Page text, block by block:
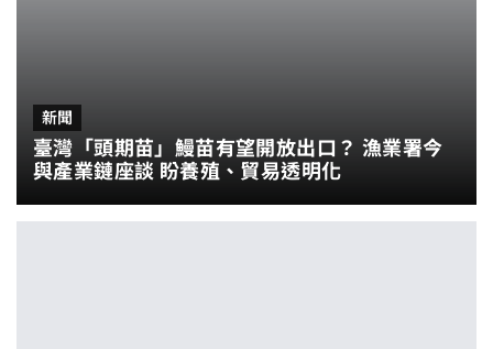
新聞
臺灣「頭期苗」鰻苗有望開放出口？ 漁業署今
與產業鏈座談 盼養殖、貿易透明化